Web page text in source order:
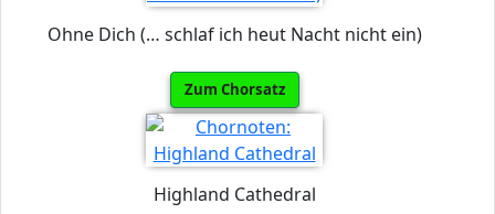
Ohne Dich (… schlaf ich heut Nacht nicht ein)
Zum Chorsatz
Highland Cathedral